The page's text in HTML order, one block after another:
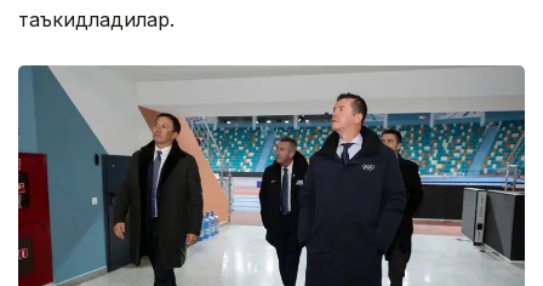
таъкидладилар.